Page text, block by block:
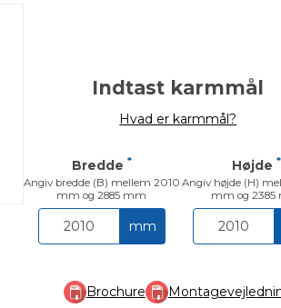
Indtast karmmål
Hvad er karmmål?
Bredde *
Angiv bredde (B) mellem 2010
mm og 2885 mm
mm
Højde *
Angiv højde (H)
mm og 2385
Brochure